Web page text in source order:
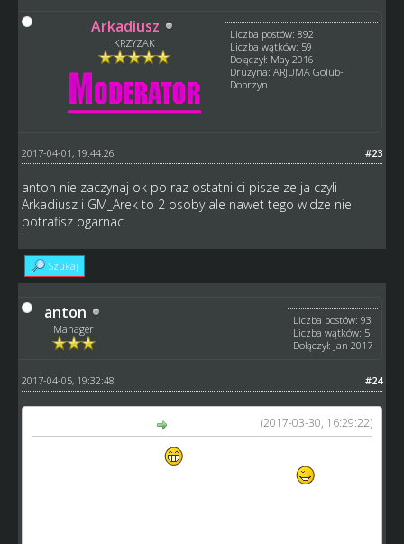
Arkadiusz
KRZYZAK
Liczba postów: 892
Liczba wątków: 59
Dołączył: May 2016
Drużyna: ARJUMA Golub-
Dobrzyn
#23
2017-04-01, 19:44:26
anton nie zaczynaj ok po raz ostatni ci pisze ze ja czyli
Arkadiusz i GM_Arek to 2 osoby ale nawet tego widze nie
potrafisz ogarnac.
Szukaj
anton
Manager
Liczba postów: 93
Liczba wątków: 5
Dołączył: Jan 2017
#24
2017-04-05, 19:32:48
(2017-03-30, 16:29:22)
trzeźwo myślący wiedzieliby że